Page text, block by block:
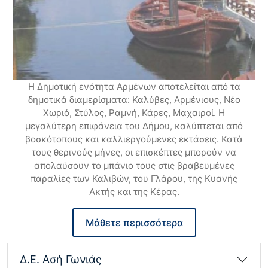
04/08/2026
ΠΡΟΣΚΛΗΣΗ ΕΝΔΙΑΦΕΡΟΝΤΟΣ ΓΙΑ
ΥΠΟΒΟΛΗ ΠΡΟΣΦΟΡΑΣ ΓΙΑ ΤΗΝ ΕΠΙΛΟΓΗ
ΑΝΑΔΟΧΟΥ ΤΗΣ ΜΕΛΕΤΗΣ ΜΕ…
04/08/2026
Μάθε περισσότερα
Προληπτικά μέτρα για την Ευλογιά των
αιγοπροβάτων
Μάθε περισσότερα
Η Δημοτική ενότητα Αρμένων αποτελείται από τα
δημοτικά διαμερίσματα: Καλύβες, Αρμένιους, Νέο
Χωριό, Στύλος, Ραμνή, Κάρες, Μαχαιροί. Η
μεγαλύτερη επιφάνεια του Δήμου, καλύπτεται από
βοσκότοπους και καλλιεργούμενες εκτάσεις. Κατά
τους θερινούς μήνες, οι επισκέπτες μπορούν να
απολαύσουν το μπάνιο τους στις βραβευμένες
παραλίες των Καλιβών, του Γλάρου, της Κυανής
Ακτής και της Κέρας.
Μάθετε περισσότερα
Δ.Ε. Ασή Γωνιάς